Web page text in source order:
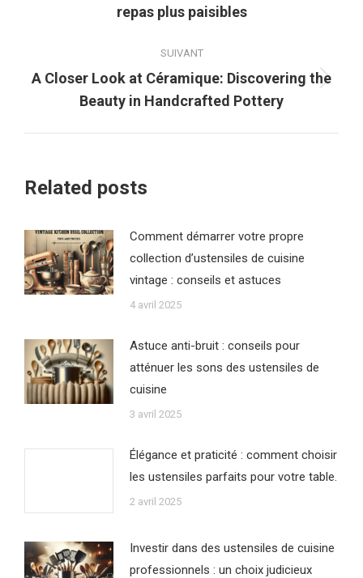
précédent
repas plus paisibles
SUIVANT
Article
suivant
:
A Closer Look at Céramique: Discovering the
Beauty in Handcrafted Pottery
Related posts
Comment démarrer votre propre
collection d’ustensiles de cuisine
vintage : conseils et astuces
4 avril 2025
Astuce anti-bruit : conseils pour
atténuer les sons des ustensiles de
cuisine
3 avril 2025
Élégance et praticité : comment choisir
les ustensiles parfaits pour votre table.
2 avril 2025
Investir dans des ustensiles de cuisine
professionnels : un choix judicieux